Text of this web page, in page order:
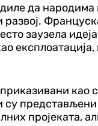
да народима
заузела
експлоатација,
као
представљени
пројеката,